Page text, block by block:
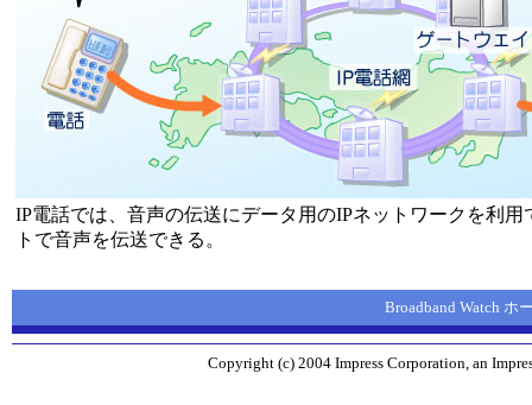
IP電話では、音声の伝送にデータ用のIPネットワークを利
トで音声を伝送できる。
Broadband Watch ホ
Copyright (c) 2004 Impress Corporation, an